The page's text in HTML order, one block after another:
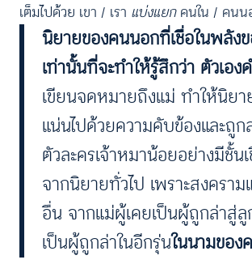
เต็มไปด้วย เขา / เรา แบ่งแยกคนใน / คนน
นิยายของคนนอกที่เชื่อในพลังข
เท่านั้นที่จะทำให้รู้สึกว่า ตัวเอง
เขียนจดหมายถึงแม่ ทำให้นิยา
แน่นไปด้วยความคับข้องและถู
ตัวละครเจ้าหมาน้อยอย่างมีชั้น
จากนิยายทั่วไป เพราะสงคราม
อื่น จากแม่ผู้เคยเป็นผู้ถูกล่าสู่
เป็นผู้ถูกล่าในอีกรุ่นในนามของ